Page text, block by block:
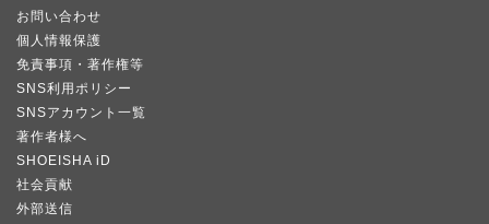
お問い合わせ
個人情報保護
免責事項・著作権等
SNS利用ポリシー
SNSアカウント一覧
著作者様へ
SHOEISHA iD
社会貢献
外部送信